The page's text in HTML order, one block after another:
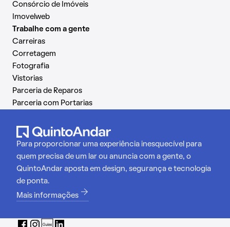
Consórcio de Imóveis
Imovelweb
Trabalhe com a gente
Carreiras
Corretagem
Fotografia
Vistorias
Parceria de Reparos
Parceria com Portarias
Para proporcionar uma experiência inesquecível para
quem precisa de um lar ou anuncia com a gente, o
QuintoAndar aposta em design, segurança e tecnologia
de ponta.
Mais informações